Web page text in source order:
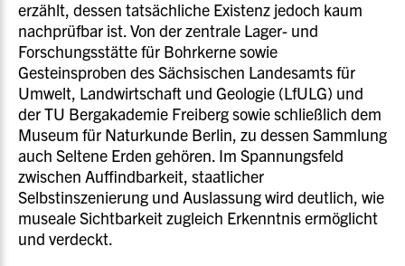
erzählt, dessen tatsächliche Existenz jedoch kaum
nachprüfbar ist. Von der zentrale Lager- und
Forschungsstätte für Bohrkerne sowie
Gesteinsproben des Sächsischen Landesamts für
Umwelt, Landwirtschaft und Geologie (LfULG) und
der TU Bergakademie Freiberg sowie schließlich dem
Museum für Naturkunde Berlin, zu dessen Sammlung
auch Seltene Erden gehören. Im Spannungsfeld
zwischen Auffindbarkeit, staatlicher
Selbstinszenierung und Auslassung wird deutlich, wie
museale Sichtbarkeit zugleich Erkenntnis ermöglicht
und verdeckt.